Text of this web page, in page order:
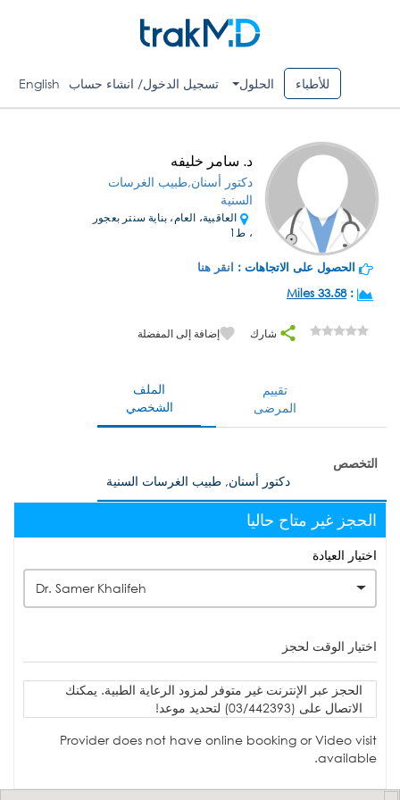
للأطباء الحلول تسجيل الدخول/ انشاء حساب English
د. سامر خليفه
دكتور أسنان,طبيب الغرسات
السنية
العاقبية، العام، بناية سنتر بعجور
، ط1
الحصول على الاتجاهات : انقر هنا
:
33.58 Miles
شارك إضافة إلى المفضلة
الملف
الشخصي
تقييم
المرضى
التخصص
دكتور أسنان, طبيب الغرسات السنية
الحجز غير متاح حاليا
اختيار العيادة
Dr. Samer Khalifeh
اختيار الوقت لحجز
الحجز عبر الإنترنت غير متوفر لمزود الرعاية الطبية. يمكنك
الاتصال على (03/442393) لتحديد موعد!
Provider does not have online booking or Video visit
available.